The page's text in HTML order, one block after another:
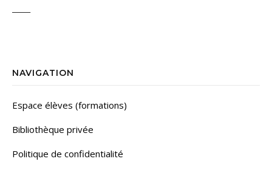
NAVIGATION
Espace élèves (formations)
Bibliothèque privée
Politique de confidentialité